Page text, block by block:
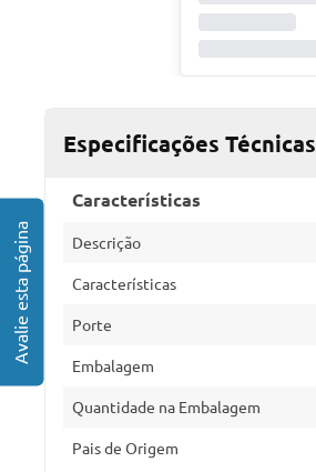
Especificações Técnicas
Características
Descrição
Características
Porte
Embalagem
Quantidade na Embalagem
Pais de Origem